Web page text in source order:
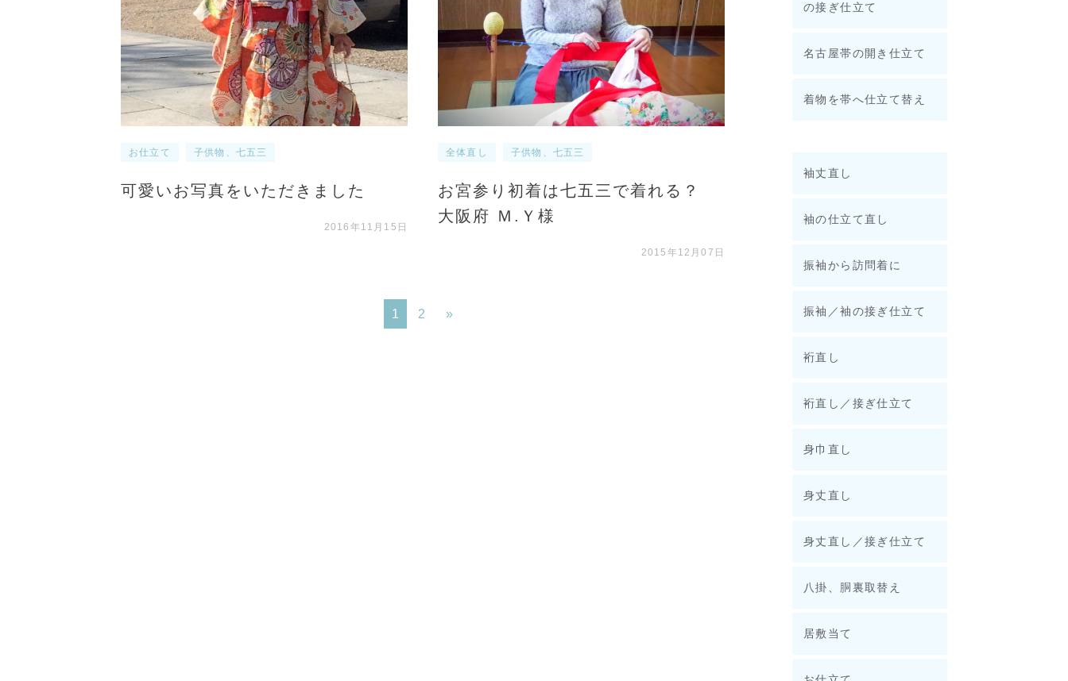
お仕立て 子供物、七五三
可愛いお写真をいただきました
2016年11月15日
全体直し 子供物、七五三
お宮参り初着は七五三で着れる？
大阪府 Ｍ.Ｙ様
2015年12月07日
1 2 »
の接ぎ仕立て
名古屋帯の開き仕立て
着物を帯へ仕立て替え
袖丈直し
袖の仕立て直し
振袖から訪問着に
振袖／袖の接ぎ仕立て
裄直し
裄直し／接ぎ仕立て
身巾直し
身丈直し
身丈直し／接ぎ仕立て
八掛、胴裏取替え
居敷当て